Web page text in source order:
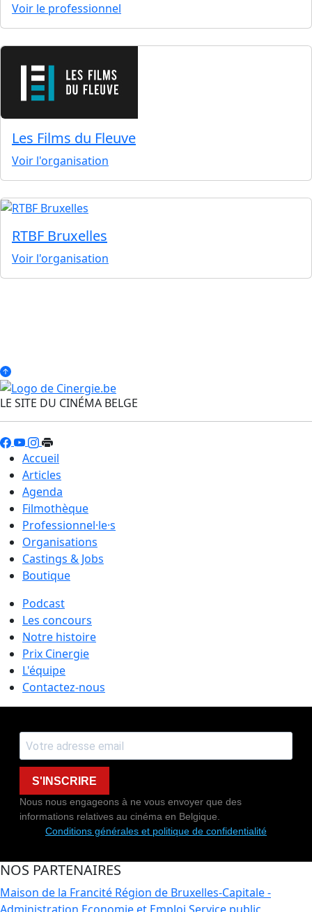
Voir le professionnel
Les Films du Fleuve
Voir l'organisation
RTBF Bruxelles
Voir l'organisation
LE SITE DU CINÉMA BELGE
Accueil
Articles
Agenda
Filmothèque
Professionnel·le·s
Organisations
Castings & Jobs
Boutique
Podcast
Les concours
Notre histoire
Prix Cinergie
L'équipe
Contactez-nous
S'INSCRIRE
Nous nous engageons à ne vous envoyer que des
informations relatives au cinéma en Belgique.
Conditions générales et politique de confidentialité
NOS PARTENAIRES
Maison de la Francité Région de Bruxelles-Capitale -